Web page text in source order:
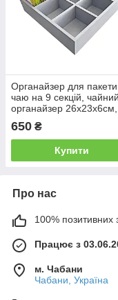
Органайзер для
чаю на 9 секцій, чайний
органайзер 26х23х6cм,
650 ₴
Купити
Про нас
100% позитивних з
Працює з
м. Чабани
Чабани, Україна